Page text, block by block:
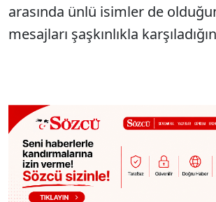
arasında ünlü isimler de
mesajları şaşkınlıkla